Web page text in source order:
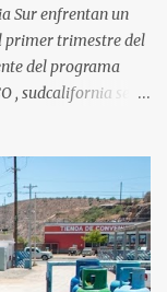
Ya no solo
Sur enfrentan un
primer trimestre del
del programa
, sudcalifornia se
primera semana de
productos
la ciudad de La Paz
el establecimiento
Camino Real,